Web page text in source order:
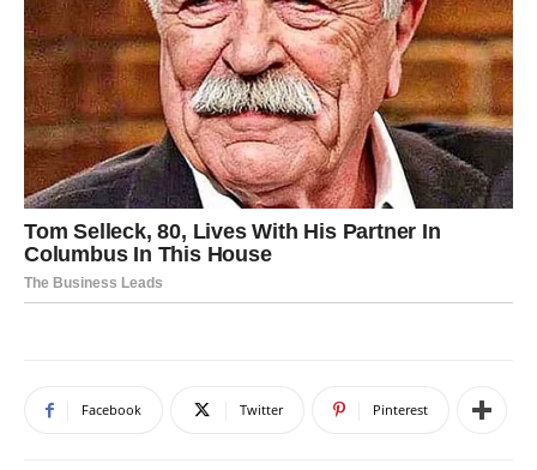
Facebook Twitter Pinterest